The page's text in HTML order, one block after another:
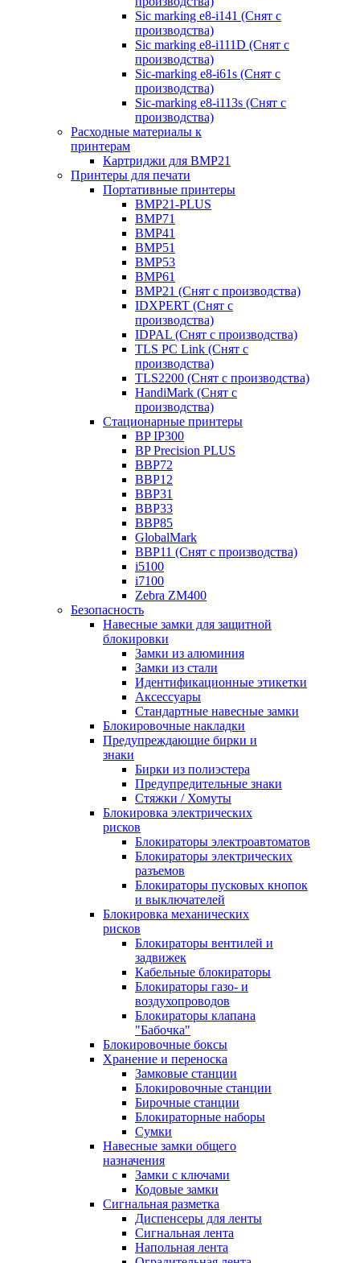
Sic marking e8-i141 (Снят с
производства)
Sic marking e8-i111D (Снят с
производства)
Sic-marking e8-i61s (Снят с
производства)
Sic-marking e8-i113s (Снят с
производства)
Расходные материалы к
принтерам
Картриджи для BMP21
Принтеры для печати
Портативные принтеры
BMP21-PLUS
BMP71
BMP41
BMP51
BMP53
BMP61
BMP21 (Снят с производства)
IDXPERT (Снят с
производства)
IDPAL (Снят с производства)
TLS PC Link (Снят с
производства)
TLS2200 (Снят с производства)
HandiMark (Снят с
производства)
Стационарные принтеры
BP IP300
BP Precision PLUS
BBP72
BBP12
BBP31
BBP33
BBP85
GlobalMark
BBP11 (Снят с производства)
i5100
i7100
Zebra ZM400
Безопасность
Навесные замки для защитной
блокировки
Замки из алюминия
Замки из стали
Идентификационные этикетки
Аксессуары
Стандартные навесные замки
Блокировочные накладки
Предупреждающие бирки и
знаки
Бирки из полиэстера
Предупредительные знаки
Стяжки / Хомуты
Блокировка электрических
рисков
Блокираторы электроавтоматов
Блокираторы электрических
разъемов
Блокираторы пусковых кнопок
и выключателей
Блокировка механических
рисков
Блокираторы вентилей и
задвижек
Кабельные блокираторы
Блокираторы газо- и
воздухопроводов
Блокираторы клапана
"Бабочка"
Блокировочные боксы
Хранение и переноска
Замковые станции
Блокировочные станции
Бирочные станции
Блокираторные наборы
Сумки
Навесные замки общего
назначения
Замки с ключами
Кодовые замки
Сигнальная разметка
Диспенсеры для ленты
Сигнальная лента
Напольная лента